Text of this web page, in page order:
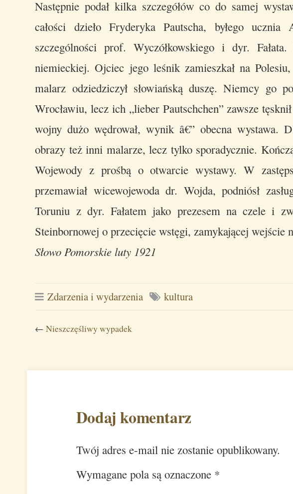
Następnie podał kilka szczegółów co do samej
całości dzieło Fryderyka Pautscha, byłego
szczególności prof. Wyczółkowskiego i dyr.
niemieckiej. Ojciec jego leśnik zamieszkał na
malarz odziedziczył słowiańską duszę. Niemcy go
Wrocławiu, lecz ich „lieber Pautschchen” zawsze
wojny dużo wędrował, wynik â€” obecna wystawa.
obrazy też inni malarze, lecz tylko sporadycznie.
Wojewody z prośbą o otwarcie wystawy. W
przemawiał wicewojewoda dr. Wojda, podniósł
Toruniu z dyr. Fałatem jako prezesem na czele i
Steinbornowej o przecięcie wstęgi, zamykającej wejście
Słowo Pomorskie luty 1921
Zdarzenia i wydarzenia kultura
←Nieszczęśliwy wypadek
Dodaj komentarz
Twój adres e-mail nie zostanie opublikowany.
Wymagane pola są oznaczone *